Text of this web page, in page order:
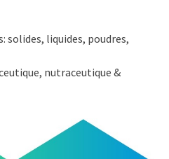
solides, liquides, poudres,
nutraceutique &